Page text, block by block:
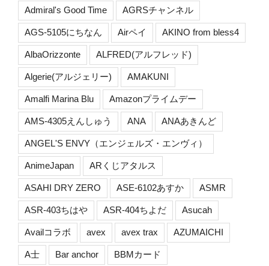
Admiral's Good Time AGRSチャンネル
AGS-5105にちなん Airペイ AKINO from bless4
AlbaOrizzonte ALFRED(アルフレッド)
Algerie(アルジェリー) AMAKUNI
Amalfi Marina Blu Amazonプライムデー
AMS-4305えんしゅう ANA ANAあきんど
ANGEL'S ENVY（エンジェルズ・エンヴィ）
AnimeJapan ARくじアタルス
ASAHI DRY ZERO ASE-6102あすか ASMR
ASR-403ちはや ASR-404ちよだ Asucah
Availコラボ avex avex trax AZUMAICHI
A士 Bar anchor BBMカード